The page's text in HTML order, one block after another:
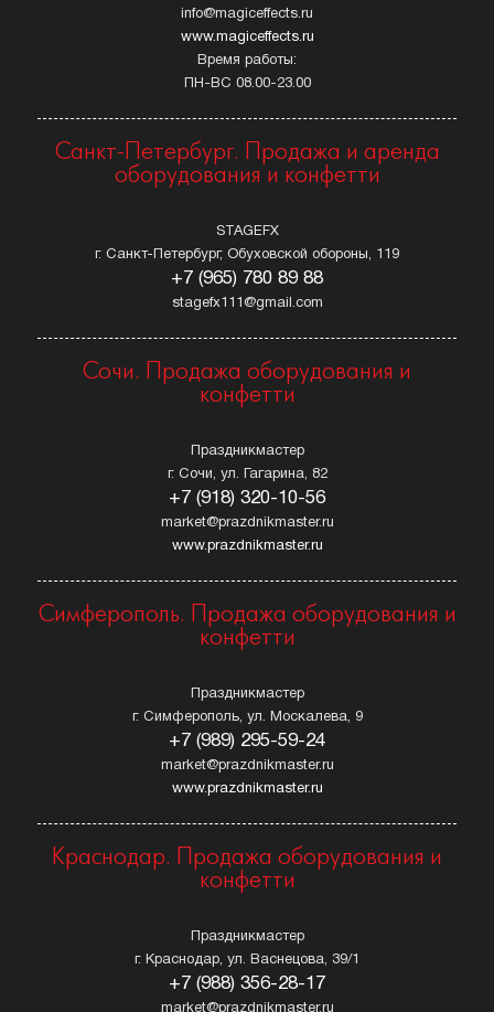
info@magiceffects.ru
www.magiceffects.ru
Время работы:
ПН-ВС 08.00-23.00
Санкт-Петербург. Продажа и аренда
оборудования и конфетти
STAGEFX
г. Санкт-Петербург, Обуховской обороны, 119
+7 (965) 780 89 88
stagefx111@gmail.com
Сочи. Продажа оборудования и
конфетти
Праздникмастер
г. Сочи, ул. Гагарина, 82
+7 (918) 320-10-56
market@prazdnikmaster.ru
www.prazdnikmaster.ru
Симферополь. Продажа оборудования и
конфетти
Праздникмастер
г. Симферополь, ул. Москалева, 9
+7 (989) 295-59-24
market@prazdnikmaster.ru
www.prazdnikmaster.ru
Краснодар. Продажа оборудования и
конфетти
Праздникмастер
г. Краснодар, ул. Васнецова, 39/1
+7 (988) 356-28-17
market@prazdnikmaster.ru